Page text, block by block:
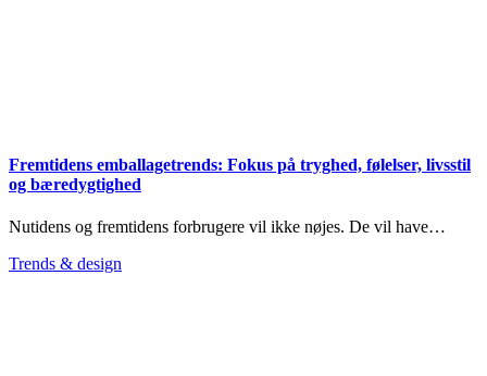
Fremtidens emballagetrends: Fokus på tryghed, følelser, livsstil
og bæredygtighed
Nutidens og fremtidens forbrugere vil ikke nøjes. De vil have…
Trends & design